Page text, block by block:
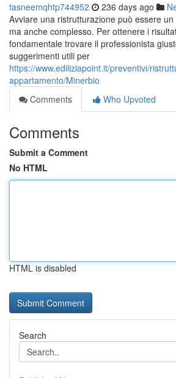
tasneemqhtp744952 236 days ago
Avviare una ristrutturazione può essere
ma anche complesso. Per ottenere i
fondamentale trovare il professionista
suggerimenti utili per
https://www.ediliziapoint.it/preventivi/
appartamento/Minerbio
Comments
Who Upvoted
Comments
Submit a Comment
No HTML
HTML is disabled
Search